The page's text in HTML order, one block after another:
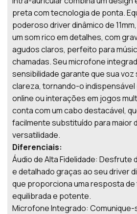
preta com tecnologia de ponta.
poderoso driver dinâmico de
um som rico em detalhes, com
agudos claros, perfeito para
chamadas. Seu microfone
sensibilidade garante que sua
clareza, tornando-o
online ou interações em jogos
conta com um cabo destacável,
facilmente substituído para maior
versatilidade.
Diferenciais:
Áudio de Alta Fidelidade: Desfrute
e detalhado graças ao seu driver
que proporciona uma resposta
equilibrada e potente.
Microfone Integrado: Comunique-